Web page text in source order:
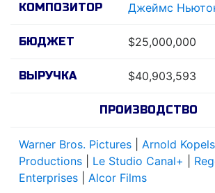
КОМПОЗИТОР Джеймс
БЮДЖЕТ $25,000,000
ВЫРУЧКА $40,903,593
ПРОИЗВОДСТВО
Warner Bros. Pictures
Arnold
Productions
Le Studio Canal+
Enterprises
Alcor Films